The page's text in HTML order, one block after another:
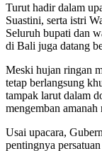
Turut hadir dalam
Suastini, serta istri
Seluruh bupati dan
di Bali juga datang
Meski hujan ringan
tetap berlangsung
tampak larut dalam
mengemban
Usai upacara,
pentingnya